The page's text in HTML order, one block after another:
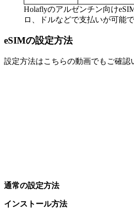
Holaflyのアルゼンチン向け
ロ、ドルなどで支払いが可能
eSIMの設定方法
設定方法はこちらの動画でもご確認
通常の設定方法
インストール方法